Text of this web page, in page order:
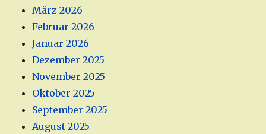
März 2026
Februar 2026
Januar 2026
Dezember 2025
November 2025
Oktober 2025
September 2025
August 2025